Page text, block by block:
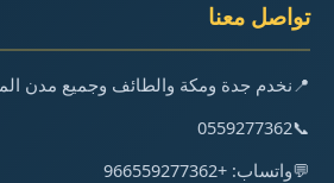
تواصل معنا
📍نخدم جدة ومكة والطائف وجميع مدن
📞
0559277362
💬واتساب: +966559277362